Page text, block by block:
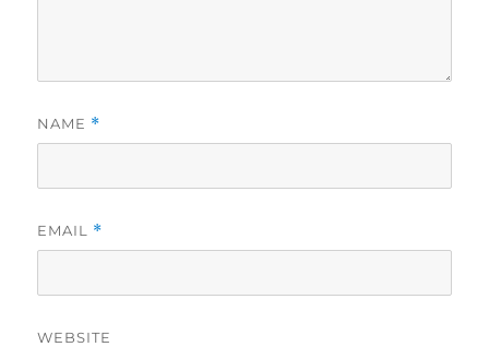
NAME *
EMAIL *
WEBSITE